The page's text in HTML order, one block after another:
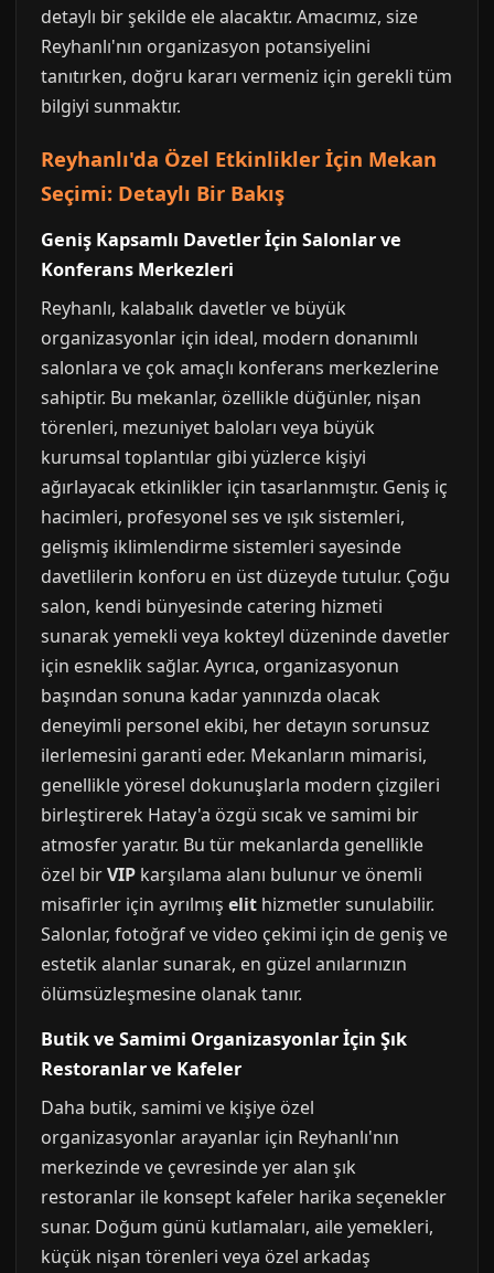
detaylı bir şekilde ele alacaktır. Amacımız, size
Reyhanlı'nın organizasyon potansiyelini
tanıtırken, doğru kararı vermeniz için gerekli tüm
bilgiyi sunmaktır.
Reyhanlı'da Özel Etkinlikler İçin Mekan
Seçimi: Detaylı Bir Bakış
Geniş Kapsamlı Davetler İçin Salonlar ve
Konferans Merkezleri
Reyhanlı, kalabalık davetler ve büyük
organizasyonlar için ideal, modern donanımlı
salonlara ve çok amaçlı konferans merkezlerine
sahiptir. Bu mekanlar, özellikle düğünler, nişan
törenleri, mezuniyet baloları veya büyük
kurumsal toplantılar gibi yüzlerce kişiyi
ağırlayacak etkinlikler için tasarlanmıştır. Geniş iç
hacimleri, profesyonel ses ve ışık sistemleri,
gelişmiş iklimlendirme sistemleri sayesinde
davetlilerin konforu en üst düzeyde tutulur. Çoğu
salon, kendi bünyesinde catering hizmeti
sunarak yemekli veya kokteyl düzeninde davetler
için esneklik sağlar. Ayrıca, organizasyonun
başından sonuna kadar yanınızda olacak
deneyimli personel ekibi, her detayın sorunsuz
ilerlemesini garanti eder. Mekanların mimarisi,
genellikle yöresel dokunuşlarla modern çizgileri
birleştirerek Hatay'a özgü sıcak ve samimi bir
atmosfer yaratır. Bu tür mekanlarda genellikle
özel birVIP karşılama alanı bulunur ve önemli
misafirler için ayrılmış elit hizmetler sunulabilir.
Salonlar, fotoğraf ve video çekimi için de geniş ve
estetik alanlar sunarak, en güzel anılarınızın
ölümsüzleşmesine olanak tanır.
Butik ve Samimi Organizasyonlar İçin Şık
Restoranlar ve Kafeler
Daha butik, samimi ve kişiye özel
organizasyonlar arayanlar için Reyhanlı'nın
merkezinde ve çevresinde yer alan şık
restoranlar ile konsept kafeler harika seçenekler
sunar. Doğum günü kutlamaları, aile yemekleri,
küçük nişan törenleri veya özel arkadaş